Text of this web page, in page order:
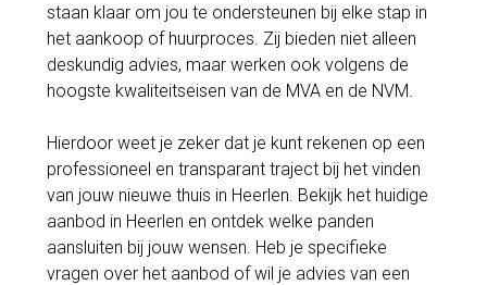
staan klaar om jou te ondersteunen bij elke stap in
het aankoop of huurproces. Zij bieden niet alleen
deskundig advies, maar werken ook volgens de
hoogste kwaliteitseisen van de MVA en de NVM.
Hierdoor weet je zeker dat je kunt rekenen op een
professioneel en transparant traject bij het vinden
van jouw nieuwe thuis in Heerlen. Bekijk het huidige
aanbod in Heerlen en ontdek welke panden
aansluiten bij jouw wensen. Heb je specifieke
vragen over het aanbod of wil je advies van een